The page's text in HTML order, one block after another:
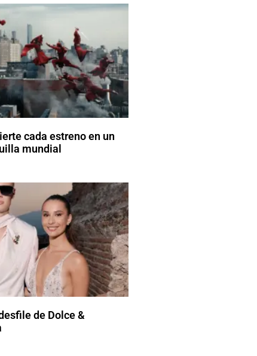
cada estreno en un
mundial
de Dolce &